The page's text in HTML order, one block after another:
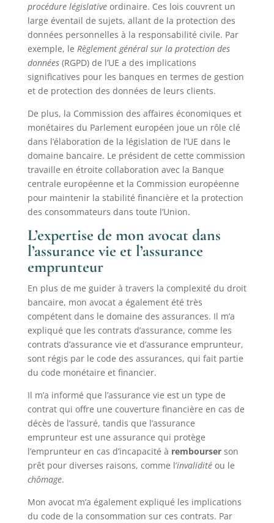
procédure législativeordinaire. Ces lois couvrent un
large éventail de sujets, allant de la protection des
données personnelles à la responsabilité civile. Par
exemple, le Règlement général sur la protection des
données(RGPD) de l’UE a des implications
significatives pour les banques en termes de gestion
et de protection des données de leurs clients.
De plus, la Commission des affaires économiques et
monétaires du Parlement européen joue un rôle clé
dans l’élaboration de la législation de l’UE dans le
domaine bancaire. Le président de cette commission
travaille en étroite collaboration avec la Banque
centrale européenne et la Commission européenne
pour maintenir la stabilité financière et la protection
des consommateurs dans toute l’Union.
L’expertise de mon avocat dans
l’assurance vie et l’assurance
emprunteur
En plus de me guider à travers la complexité du droit
bancaire, mon avocat a également été très
compétent dans le domaine des assurances. Il m’a
expliqué que les contrats d’assurance, comme les
contrats d’assurance vie et d’assurance emprunteur,
sont régis par le code des assurances, qui fait partie
du code monétaire et financier.
Il m’a informé que l’assurance vie est un type de
contrat qui offre une couverture financière en cas de
décès de l’assuré, tandis que l’assurance
emprunteur est une assurance qui protège
l’emprunteur en cas d’incapacité à rembourserson
prêt pour diverses raisons, comme l’invaliditéou le
chômage.
Mon avocat m’a également expliqué les implications
du code de la consommation sur ces contrats. Par